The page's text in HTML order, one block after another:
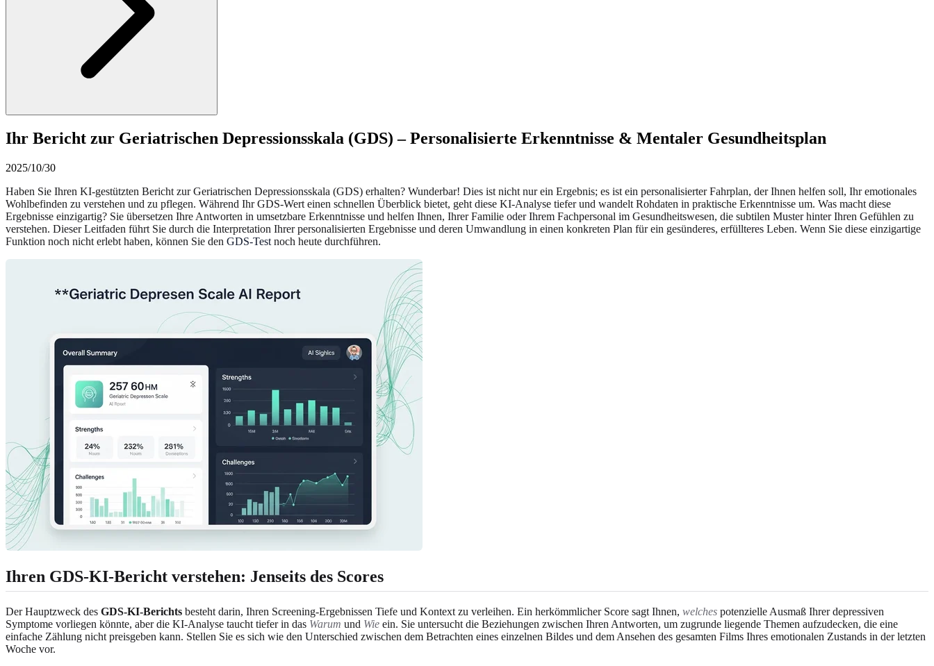
Ihr Bericht zur Geriatrischen Depressionsskala (GDS) – Personalisierte Erkenntnisse & Mentaler Gesundheitsplan
2025/10/30
Haben Sie Ihren KI-gestützten Bericht zur Geriatrischen Depressionsskala (GDS) erhalten? Wunderbar! Dies ist nicht nur ein Ergebnis; es ist ein personalisierter Fahrplan, der Ihnen helfen soll, Ihr emotionales
Wohlbefinden zu verstehen und zu pflegen. Während Ihr GDS-Wert einen schnellen Überblick bietet, geht diese KI-Analyse tiefer und wandelt Rohdaten in praktische Erkenntnisse um. Was macht diese
Ergebnisse einzigartig? Sie übersetzen Ihre Antworten in umsetzbare Erkenntnisse und helfen Ihnen, Ihrer Familie oder Ihrem Fachpersonal im Gesundheitswesen, die subtilen Muster hinter Ihren Gefühlen zu
verstehen. Dieser Leitfaden führt Sie durch die Interpretation Ihrer personalisierten Ergebnisse und deren Umwandlung in einen konkreten Plan für ein gesünderes, erfüllteres Leben. Wenn Sie diese einzigartige
Funktion noch nicht erlebt haben, können Sie den GDS-Test noch heute durchführen.
Ihren GDS-KI-Bericht verstehen: Jenseits des Scores
Der Hauptzweck des GDS-KI-Berichts besteht darin, Ihren Screening-Ergebnissen Tiefe und Kontext zu verleihen. Ein herkömmlicher Score sagt Ihnen, welches potenzielle Ausmaß Ihrer depressiven
Symptome vorliegen könnte, aber die KI-Analyse taucht tiefer in das Warum und Wie ein. Sie untersucht die Beziehungen zwischen Ihren Antworten, um zugrunde liegende Themen aufzudecken, die eine
einfache Zählung nicht preisgeben kann. Stellen Sie es sich wie den Unterschied zwischen dem Betrachten eines einzelnen Bildes und dem Ansehen des gesamten Films Ihres emotionalen Zustands in der letzten
Woche vor.